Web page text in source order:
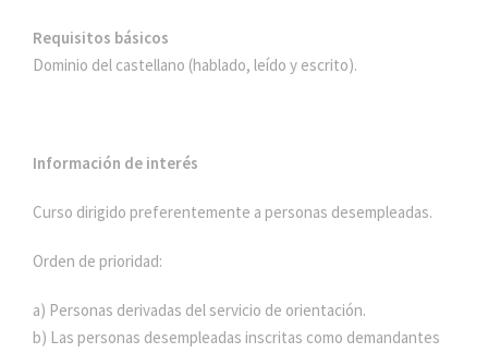
Requisitos básicos
Dominio del castellano (hablado, leído y escrito).
Información de interés
Curso dirigido preferentemente a personas desempleadas.
Orden de prioridad:
a) Personas derivadas del servicio de orientación.
b) Las personas desempleadas inscritas como demandantes